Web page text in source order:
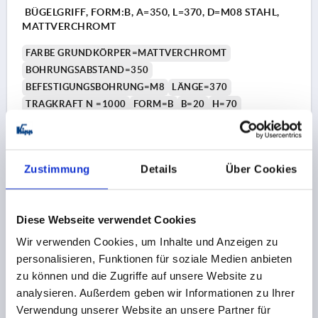
Zustimmung Details Über Cookies
Diese Webseite verwendet Cookies
Wir verwenden Cookies, um Inhalte und Anzeigen zu
personalisieren, Funktionen für soziale Medien anbieten
zu können und die Zugriffe auf unsere Website zu
analysieren. Außerdem geben wir Informationen zu Ihrer
Verwendung unserer Website an unsere Partner für
BÜGELGRIFF, FORM:B, A=350, L=370, D=M08 STAHL,
MATTVERCHROMT
FARBE GRUNDKÖRPER=MATTVERCHROMT
BOHRUNGSABSTAND=350
BEFESTIGUNGSBOHRUNG=M8
LÄNGE=370
TRAGKRAFT N =1000
FORM=B B=20 H=70
Bestellnummer:
zzgl. MwSt.
DETAILS
K0230 B